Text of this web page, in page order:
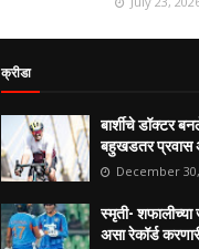
क्रीडा
बार्शीचे डॉक्टर
बहुखडतर प्रवास
December
स्मृती- शफालीच्या
असा रेकॉर्ड